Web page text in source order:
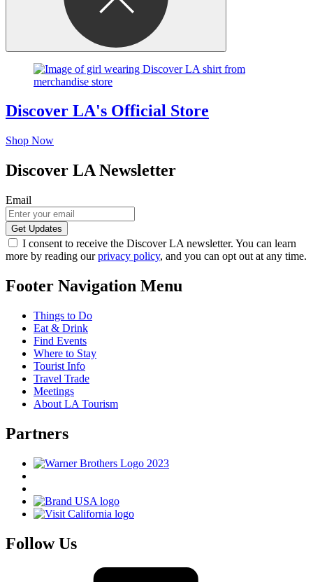
Discover LA's Official Store
Shop Now
Discover LA Newsletter
Email
I consent to receive the Discover LA newsletter. You can learn
more by reading ourprivacy policy, and you can opt out at any time.
Footer Navigation Menu
Things to Do
Eat & Drink
Find Events
Where to Stay
Tourist Info
Travel Trade
Meetings
About LA Tourism
Partners
Follow Us